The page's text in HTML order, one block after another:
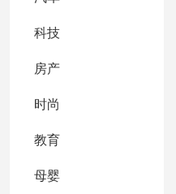
科技
房产
时尚
教育
母婴